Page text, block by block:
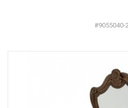
#9055040-